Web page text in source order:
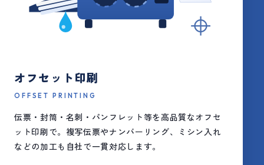
オフセット印刷
OFFSET PRINTING
伝票・封筒・名刺・パンフレット等を高品質なオフセ
ット印刷で。複写伝票やナンバーリング、ミシン入れ
などの加工も自社で一貫対応します。